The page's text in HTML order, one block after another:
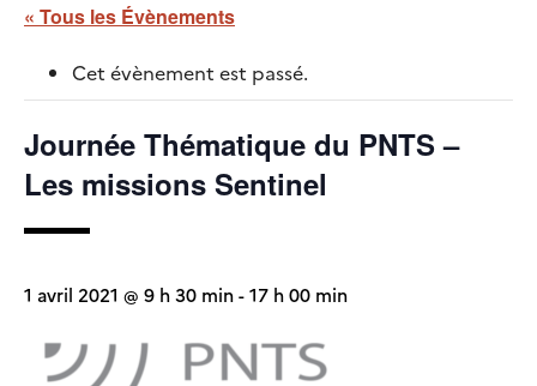
« Tous les Évènements
Cet évènement est passé.
Journée Thématique du PNTS –
Les missions Sentinel
1 avril 2021 @ 9 h 30 min-17 h 00 min